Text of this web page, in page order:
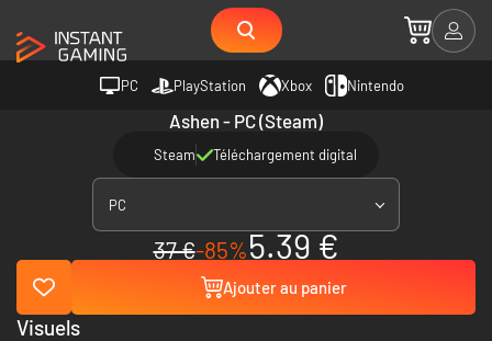
PC PlayStation Xbox Nintendo
Ashen - PC (Steam)
Steam Téléchargement digital
PC
37 €-85%5.39 €
Ajouter au panier
Visuels